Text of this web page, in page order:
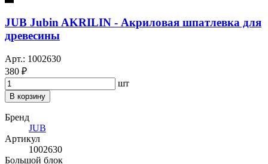
JUB Jubin AKRILIN - Акриловая шпатлевка для
древесины
Арт.: 1002630
380 ₽
шт
В корзину
Бренд
JUB
Артикул
1002630
Большой блок